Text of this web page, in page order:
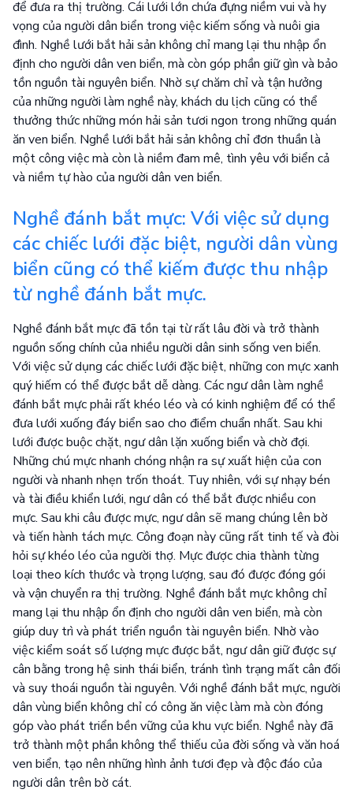
để đưa ra thị trường. Cái lưới lớn chứa đựng niềm vui và hy
vọng của người dân biển trong việc kiếm sống và nuôi gia
đình. Nghề lưới bắt hải sản không chỉ mang lại thu nhập ổn
định cho người dân ven biển, mà còn góp phần giữ gìn và bảo
tồn nguồn tài nguyên biển. Nhờ sự chăm chỉ và tận hưởng
của những người làm nghề này, khách du lịch cũng có thể
thưởng thức những món hải sản tươi ngon trong những quán
ăn ven biển. Nghề lưới bắt hải sản không chỉ đơn thuần là
một công việc mà còn là niềm đam mê, tình yêu với biển cả
và niềm tự hào của người dân ven biển.
Nghề đánh bắt mực: Với việc sử dụng
các chiếc lưới đặc biệt, người dân vùng
biển cũng có thể kiếm được thu nhập
từ nghề đánh bắt mực.
Nghề đánh bắt mực đã tồn tại từ rất lâu đời và trở thành
nguồn sống chính của nhiều người dân sinh sống ven biển.
Với việc sử dụng các chiếc lưới đặc biệt, những con mực xanh
quý hiếm có thể được bắt dễ dàng. Các ngư dân làm nghề
đánh bắt mực phải rất khéo léo và có kinh nghiệm để có thể
đưa lưới xuống đáy biển sao cho điểm chuẩn nhất. Sau khi
lưới được buộc chặt, ngư dân lặn xuống biển và chờ đợi.
Những chú mực nhanh chóng nhận ra sự xuất hiện của con
người và nhanh nhẹn trốn thoát. Tuy nhiên, với sự nhạy bén
và tài điều khiển lưới, ngư dân có thể bắt được nhiều con
mực. Sau khi câu được mực, ngư dân sẽ mang chúng lên bờ
và tiến hành tách mực. Công đoạn này cũng rất tinh tế và đòi
hỏi sự khéo léo của người thợ. Mực được chia thành từng
loại theo kích thước và trọng lượng, sau đó được đóng gói
và vận chuyển ra thị trường. Nghề đánh bắt mực không chỉ
mang lại thu nhập ổn định cho người dân ven biển, mà còn
giúp duy trì và phát triển nguồn tài nguyên biển. Nhờ vào
việc kiểm soát số lượng mực được bắt, ngư dân giữ được sự
cân bằng trong hệ sinh thái biển, tránh tình trạng mất cân đối
và suy thoái nguồn tài nguyên. Với nghề đánh bắt mực, người
dân vùng biển không chỉ có công ăn việc làm mà còn đóng
góp vào phát triển bền vững của khu vực biển. Nghề này đã
trở thành một phần không thể thiếu của đời sống và văn hoá
ven biển, tạo nên những hình ảnh tươi đẹp và độc đáo của
người dân trên bờ cát.